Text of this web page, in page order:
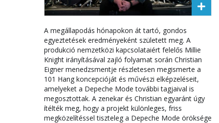
A megállapodás hónapokon át tartó, gondos
egyeztetések eredményeként született meg. A
produkció nemzetközi kapcsolataiért felelős Millie
Knight irányításával zajló folyamat során Christian
Eigner menedzsmentje részletesen megismerte a
101 Hang koncepcióját és művészi elképzeléseit,
amelyeket a Depeche Mode további tagjaival is
megosztottak. A zenekar és Christian egyaránt úgy
ítélték meg, hogy a projekt különleges, friss
megközelítéssel tiszteleg a Depeche Mode öröksége